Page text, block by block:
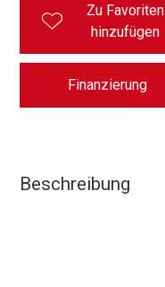
Zu Favoriten
hinzufügen
Finanzierung
Beschreibung